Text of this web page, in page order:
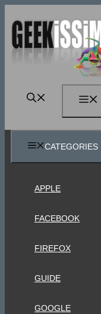
contenuto
CATEGORIES
APPLE
FACEBOOK
FIREFOX
GUIDE
GOOGLE